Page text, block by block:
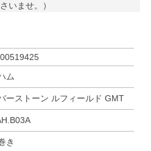
いませ。）
ム
ーストーン ルフィールド GMT
き